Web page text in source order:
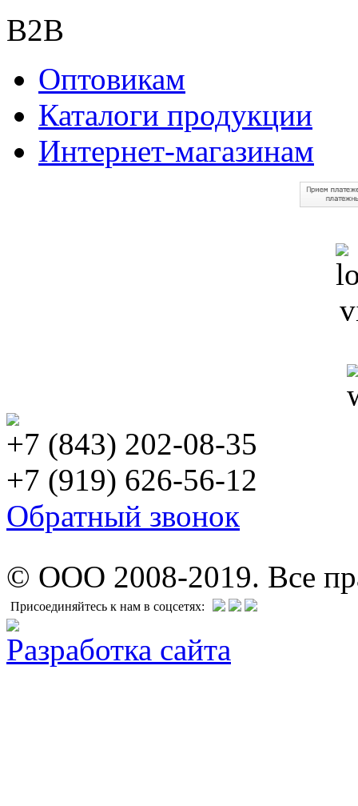
B2B
Оптовикам
Каталоги продукции
Интернет-магазинам
+7 (843) 202-08-35
+7 (919) 626-56-12
Обратный звонок
© ООО 2008-2019. Все
Присоединяйтесь к нам в соцсетях:
Разработка сайта